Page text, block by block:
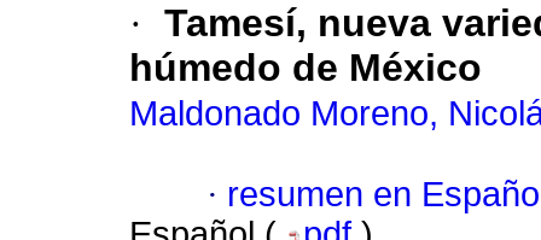
· Tamesí, nueva
húmedo de México
Maldonado Moreno,
· resumen en